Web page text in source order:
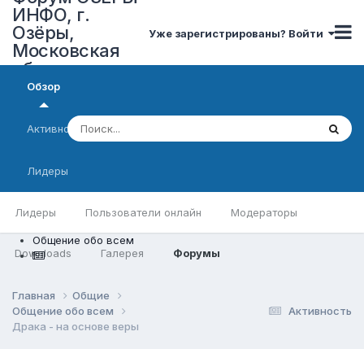
ИНФО, г.
Озёры,
Московская
область
Уже зарегистрированы? Войти
Обзор
Лидеры Пользователи онлайн Модераторы
Downloads Галерея Форумы
Активность
Лидеры
Общение обо всем
Активность
Главная
Общие
Общение обо всем
Драка - на основе веры